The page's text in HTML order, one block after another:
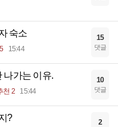
숙소
15:44
15
댓글
나가는 이유.
천 2 15:44
10
댓글
? 2